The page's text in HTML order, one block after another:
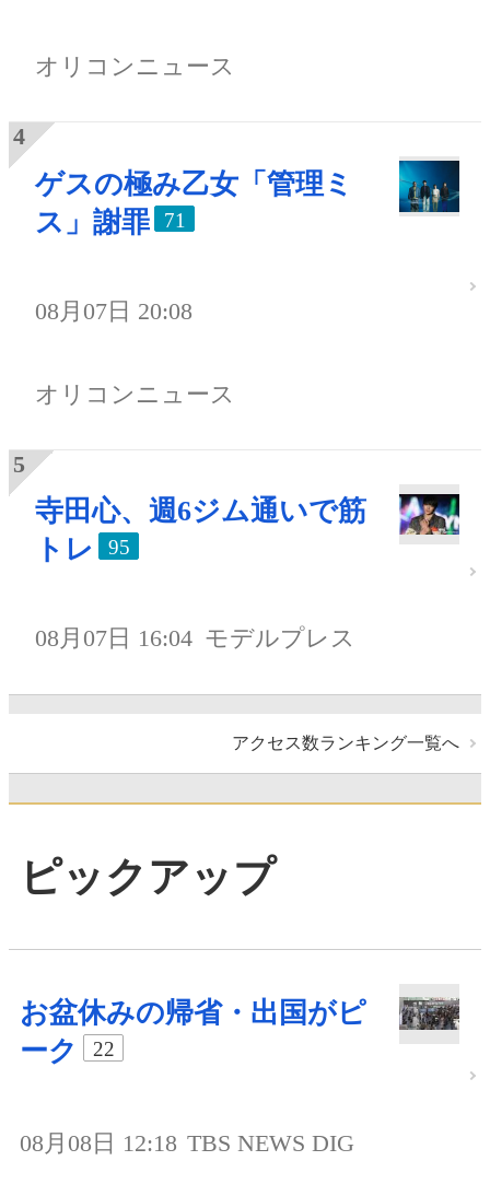
オリコンニュース
ゲスの極み乙女「管理ミ
ス」謝罪
71
08月07日 20:08
オリコンニュース
寺田心、週6ジム通いで筋
トレ
95
08月07日 16:04 モデルプレス
アクセス数ランキング一覧へ
ピックアップ
お盆休みの帰省・出国がピ
ーク
22
08月08日 12:18 TBS NEWS DIG